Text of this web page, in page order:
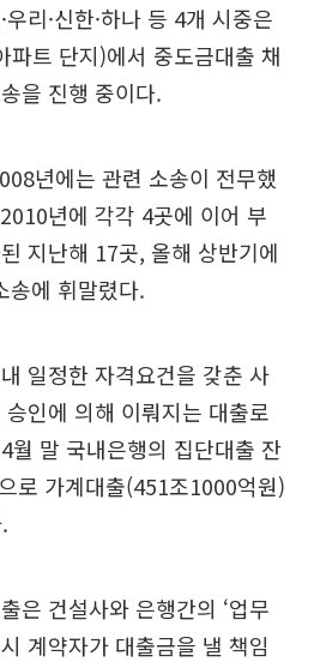
리·신한·하나 등 4개 시중은
파트 단지)에서 중도금대출 채
을 진행 중이다.
년에는 관련 소송이 전무했
년에 각각 4곳에 이어 부
지난해 17곳, 올해 상반기에
송에 휘말렸다.
일정한 자격요건을 갖춘 사
인에 의해 이뤄지는 대출로
월 말 국내은행의 집단대출 잔
로 가계대출(451조1000억원)
은 건설사와 은행간의 ‘업무
계약자가 대출금을 낼 책임